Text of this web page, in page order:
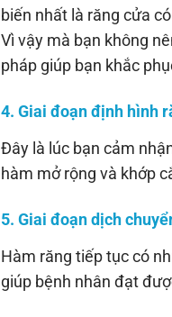
biến nhất là răng cửa
Vì vậy mà bạn không
pháp giúp bạn khắc
4. Giai đoạn định hình
Đây là lúc bạn cảm
hàm mở rộng và khớp
5. Giai đoạn dịch
Hàm răng tiếp tục có
giúp bệnh nhân đạt